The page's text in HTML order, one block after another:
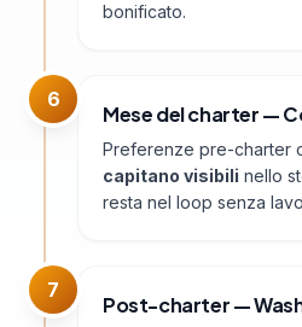
bonificato.
6
Mese del charter —
Preferenze pre-charter
capitano visibili nello
resta nel loop senza
7
Post-charter —